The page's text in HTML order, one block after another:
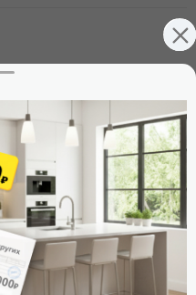
Mebel169.ru